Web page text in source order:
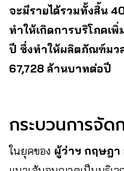
จะมีรายได้รวมทั้งสิ้น
ทำให้เกิดการบริโภคเ
ปี ซึ่งทำให้ผลิตภัณฑ์มว
67,728 ล้านบาทต่อปี
กระบวนการจัด
ในยุคของ ผู้ว่าฯ กฤษฎ